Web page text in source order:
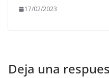
17/02/2023
Deja una